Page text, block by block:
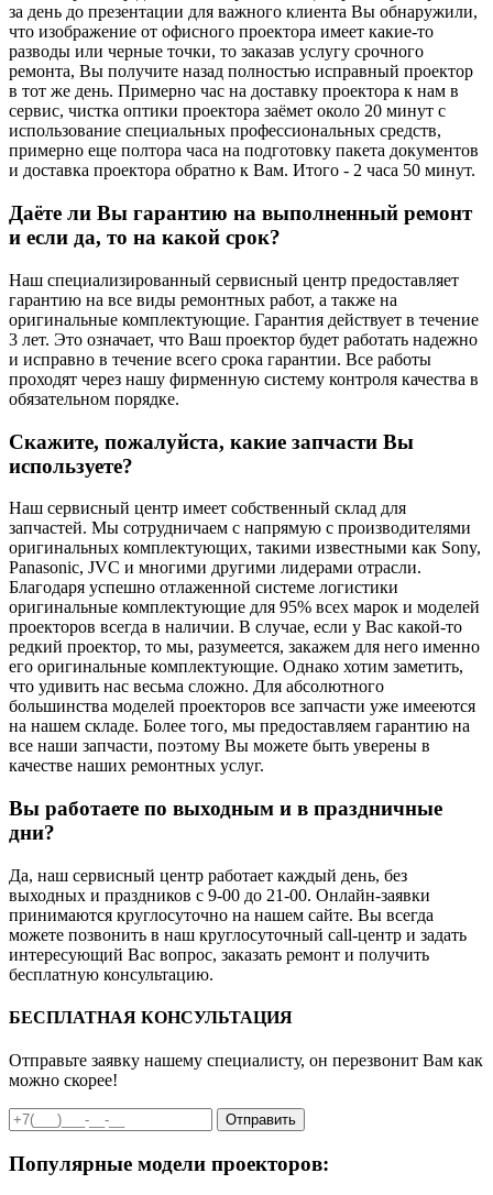
за день до презентации для важного клиента Вы обнаружили,
что изображение от офисного проектора имеет какие-то
разводы или черные точки, то заказав услугу срочного
ремонта, Вы получите назад полностью исправный проектор
в тот же день. Примерно час на доставку проектора к нам в
сервис, чистка оптики проектора заёмет около 20 минут с
использование специальных профессиональных средств,
примерно еще полтора часа на подготовку пакета документов
и доставка проектора обратно к Вам. Итого - 2 часа 50 минут.
Даёте ли Вы гарантию на выполненный ремонт
и если да, то на какой срок?
Наш специализированный сервисный центр предоставляет
гарантию на все виды ремонтных работ, а также на
оригинальные комплектующие. Гарантия действует в течение
3 лет. Это означает, что Ваш проектор будет работать надежно
и исправно в течение всего срока гарантии. Все работы
проходят через нашу фирменную систему контроля качества в
обязательном порядке.
Скажите, пожалуйста, какие запчасти Вы
используете?
Наш сервисный центр имеет собственный склад для
запчастей. Мы сотрудничаем с напрямую с производителями
оригинальных комплектующих, такими известными как Sony,
Panasonic, JVC и многими другими лидерами отрасли.
Благодаря успешно отлаженной системе логистики
оригинальные комплектующие для 95% всех марок и моделей
проекторов всегда в наличии. В случае, если у Вас какой-то
редкий проектор, то мы, разумеется, закажем для него именно
его оригинальные комплектующие. Однако хотим заметить,
что удивить нас весьма сложно. Для абсолютного
большинства моделей проекторов все запчасти уже имееются
на нашем складе. Более того, мы предоставляем гарантию на
все наши запчасти, поэтому Вы можете быть уверены в
качестве наших ремонтных услуг.
Вы работаете по выходным и в праздничные
дни?
Да, наш сервисный центр работает каждый день, без
выходных и праздников с 9-00 до 21-00. Онлайн-заявки
принимаются круглосуточно на нашем сайте. Вы всегда
можете позвонить в наш круглосуточный call-центр и задать
интересующий Вас вопрос, заказать ремонт и получить
бесплатную консультацию.
БЕСПЛАТНАЯ КОНСУЛЬТАЦИЯ
Отправьте заявку нашему специалисту, он перезвонит Вам как
можно скорее!
Отправить
Популярные модели проекторов: